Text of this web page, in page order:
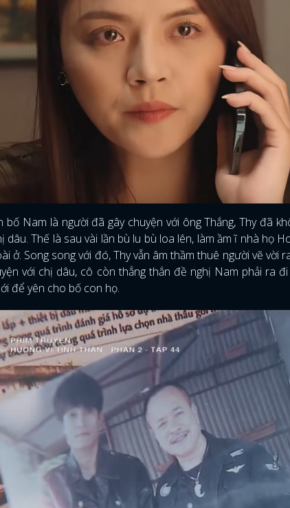
bố Nam là người đã gây chuyện với ông Thắng, Thy đã
Thế là sau vài lần bù lu bù loa lên, làm ầm ĩ nhà họ
ở. Song song với đó, Thy vẫn âm thầm thuê người vẽ vời
với chị dâu, cô còn thẳng thắn đề nghị Nam phải ra
để yên cho bố con họ.